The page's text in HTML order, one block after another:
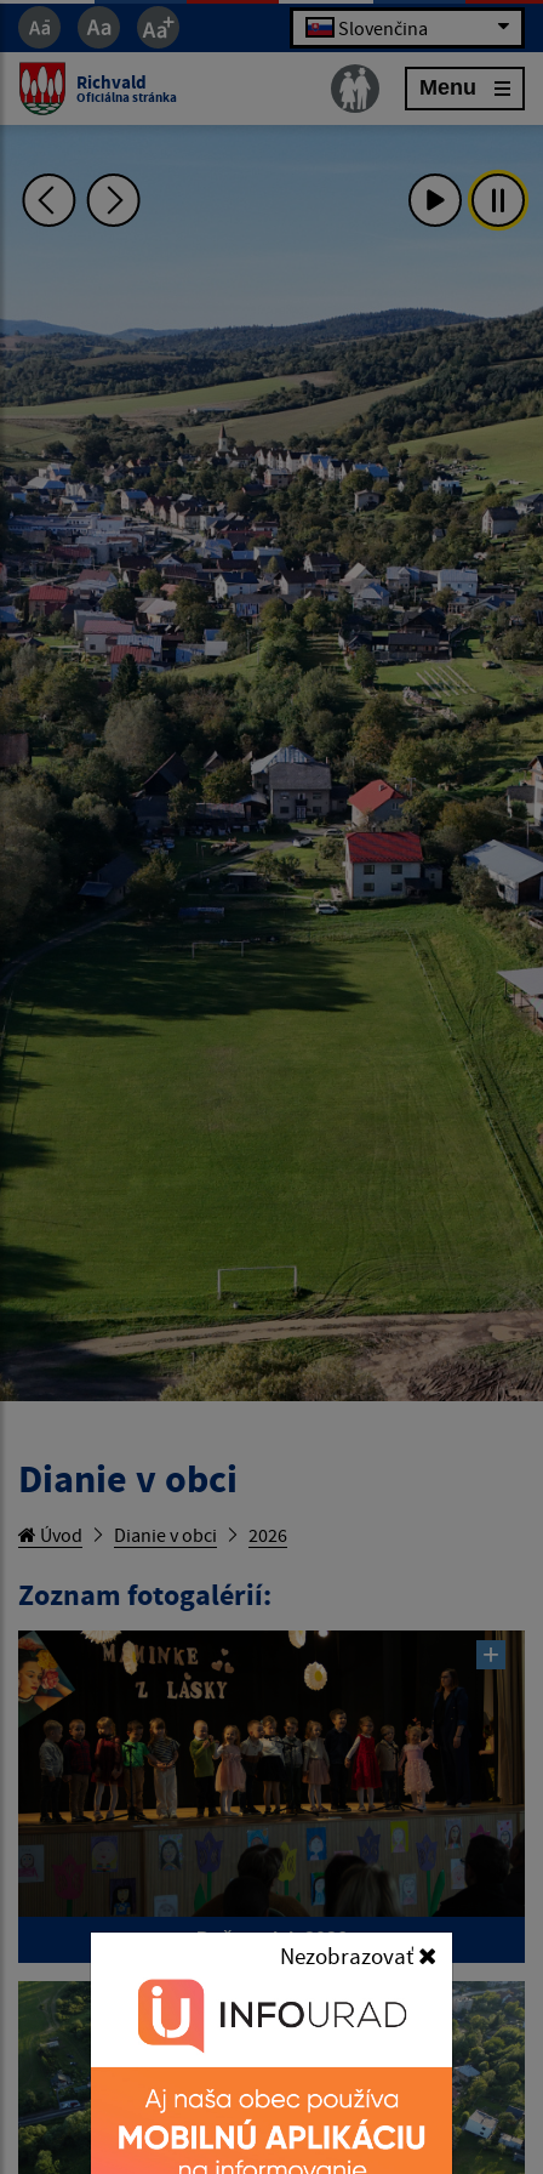
Nezobrazovať
Slovenčina
Richvald
Oficiálna stránka Menu
Dianie v obci
Úvod Dianie v obci 2026
Zoznam fotogalérií:
Deň matiek 2026